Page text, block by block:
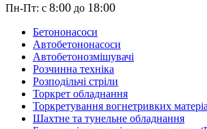
Пн-Пт: с 8:00 до 18:00
Бетононасоси
Автобетононасоси
Автобетонозмішувачі
Розчинна техніка
Розподільчі стріли
Торкрет обладнання
Торкретування вогнетривких
Шахтне та тунельне обладнання